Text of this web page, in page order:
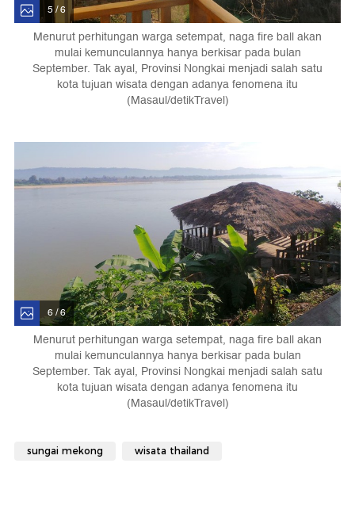
5 / 6
Menurut perhitungan warga setempat, naga fire ball akan
mulai kemunculannya hanya berkisar pada bulan
September. Tak ayal, Provinsi Nongkai menjadi salah satu
kota tujuan wisata dengan adanya fenomena itu
(Masaul/detikTravel)
6 / 6
Menurut perhitungan warga setempat, naga fire ball akan
mulai kemunculannya hanya berkisar pada bulan
September. Tak ayal, Provinsi Nongkai menjadi salah satu
kota tujuan wisata dengan adanya fenomena itu
(Masaul/detikTravel)
sungai mekong wisata thailand